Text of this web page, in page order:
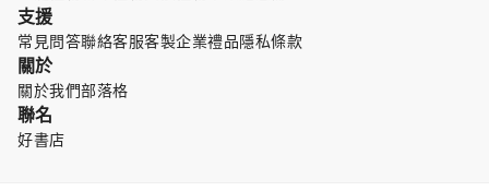
支援
常見問答聯絡客服客製企業禮品隱私條款
關於
關於我們部落格
聯名
好書店